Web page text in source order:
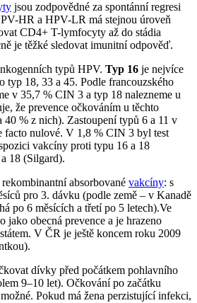
jsou zodpovědné za spontánní regresi
HR a HPV-LR má stejnou úroveň
CD4+ T-lymfocyty až do stádia
je těžké sledovat imunitní odpověď.
typů HPV. Typ 16 je nejvíce
typ 18, 33 a 45. Podle francouzského
v 35,7 % CIN 3 a typ 18 nalezneme u
že prevence očkováním u těchto
40 % z nich). Zastoupení typů 6 a 11 v
facto nulové. V 1,8 % CIN 3 byl test
vakcíny proti typu 16 a 18
18 (Silgard).
absorbované vakcíny: s
pro 3. dávku (podle země – v Kanadě
po 6 měsících a třetí po 5 letech).Ve
jako obecná prevence a je hrazeno
V ČR je ještě koncem roku 2009
dívky před počátkem pohlavního
9–10 let). Očkování po začátku
Pokud má žena perzistující infekci,